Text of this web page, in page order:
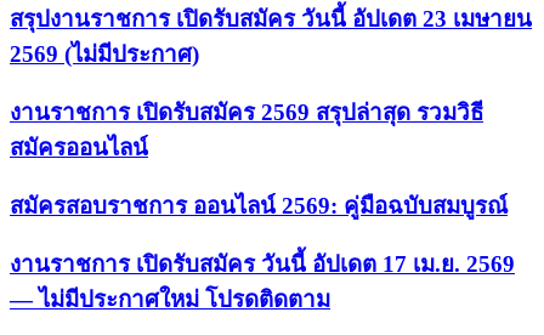
สรุปงานราชการ เปิดรับสมัคร วันนี้ อัปเดต 23 เมษายน
2569 (ไม่มีประกาศ)
งานราชการ เปิดรับสมัคร 2569 สรุปล่าสุด รวมวิธี
สมัครออนไลน์
สมัครสอบราชการ ออนไลน์ 2569: คู่มือฉบับสมบูรณ์
งานราชการ เปิดรับสมัคร วันนี้ อัปเดต 17 เม.ย. 2569
— ไม่มีประกาศใหม่ โปรดติดตาม